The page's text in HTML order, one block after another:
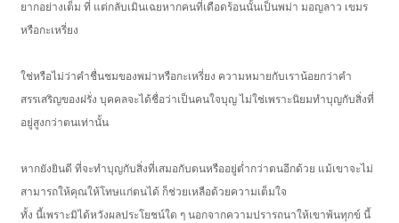
ยากอย่างเต็ม ที่ แต่กลับเมินเฉยหากคนที่เดือดร้อนนั้นเป็นพม่า มอญลาว เขมร
หรือกะเหรี่ยง
ใช่หรือไม่ว่าคำชื่นชมของพม่าหรือกะเหรี่ยง ความหมายกับเราน้อยกว่าคำ
สรรเสริญของฝรั่ง บุคคลจะได้ชื่อว่าเป็นคนใจบุญ ไม่ใช่เพราะนิยมทำบุญกับสิ่งที่
อยู่สูงกว่าตนเท่านั้น
หากยังยินดี ที่จะทำบุญกับสิ่งที่เสมอกับตนหรืออยู่ต่ำกว่าตนอีกด้วย แม้เขาจะไม่
สามารถให้คุณให้โทษแก่ตนได้ ก็ช่วยเหลือด้วยความเต็มใจ
ทั้ง นี้เพราะมิได้หวังผลประโยชน์ใด ๆ นอกจากความปรารถนาให้เขาพ้นทุกข์ นี้